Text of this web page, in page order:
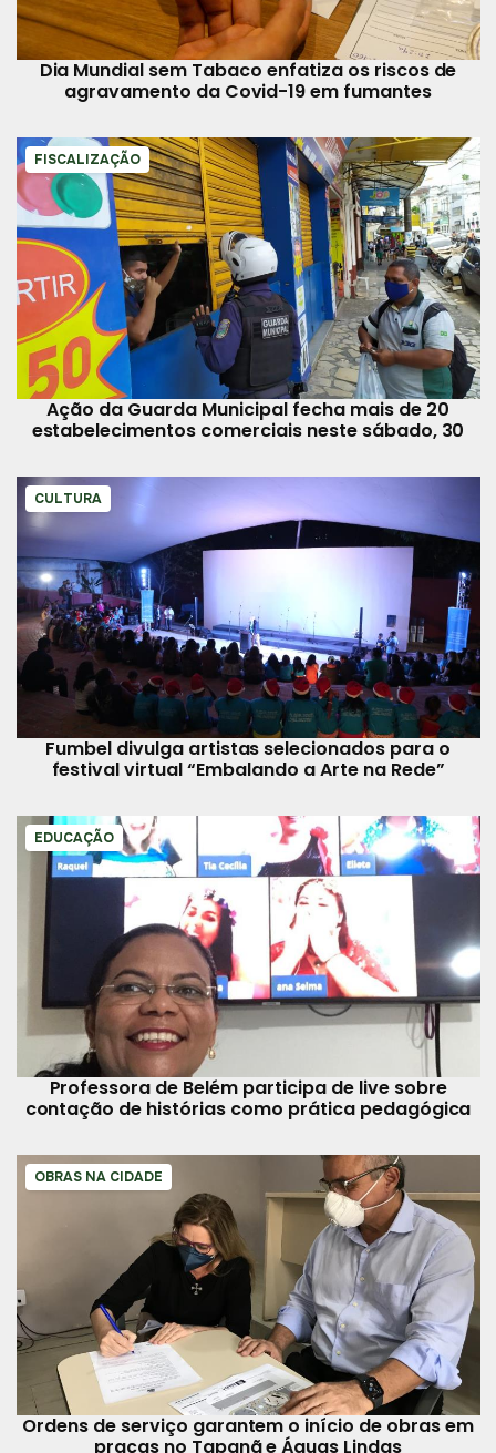
Dia Mundial sem Tabaco enfatiza os riscos de
agravamento da Covid-19 em fumantes
FISCALIZAÇÃO
Ação da Guarda Municipal fecha mais de 20
estabelecimentos comerciais neste sábado, 30
CULTURA
Fumbel divulga artistas selecionados para o
festival virtual “Embalando a Arte na Rede”
EDUCAÇÃO
Professora de Belém participa de live sobre
contação de histórias como prática pedagógica
OBRAS NA CIDADE
Ordens de serviço garantem o início de obras em
praças no Tapanã e Águas Lindas